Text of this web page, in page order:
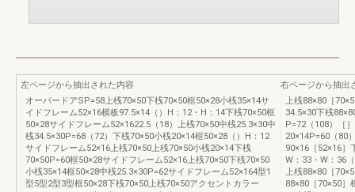
左ページから抽出された内容
オーバードアSP=58上桟70×50下桟70×50框50×28小桟35×14サ
イドフレーム52×16横板97.5×14（）H：12・H：14下桟70×50框
50×28サイドフレーム52×1622.5（18）上桟70×50中桟25.3×30中
桟34.5×30P=68（72）下桟70×50小桟20×14框50×28（）H：12
サイドフレーム52×16上桟70×50上桟70×50小桟20×14下桟
70×50P=60框50×28サイドフレーム52×16上桟70×50下桟70×50
小桟35×14框50×28中桟25.3×30P=62サイドフレーム52×164型1
型5型2型3型框50×28下桟70×50上桟70×50アクセントカラー
右ページから抽出
上桟88×80［
34.5×30下桟
P=72（108）［
20×14P=60（80
90×16［52×16］
W：33・W：36
上桟88×80［
88×80［70×50］